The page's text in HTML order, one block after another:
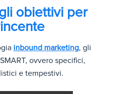
obiettivi per
inbound marketing, gli
ovvero specifici,
e tempestivi.